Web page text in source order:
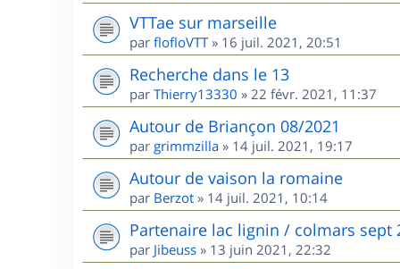
VTTae sur marseille
par flofloVTT» 16 juil. 2021, 20:51
Recherche dans le 13
par Thierry13330 » 22 févr. 2021, 11:37
Autour de Briançon 08/2021
par grimmzilla » 14 juil. 2021, 19:17
Autour de vaison la romaine
par Berzot » 14 juil. 2021, 10:14
Partenaire lac lignin / colmars sept
par Jibeuss » 13 juin 2021, 22:32